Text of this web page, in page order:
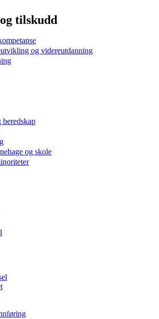
tilskudd
og videreutdanning
beredskap
og skole